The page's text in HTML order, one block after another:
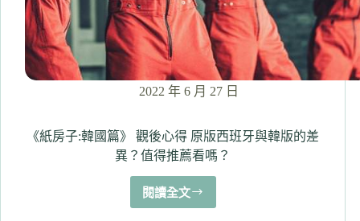
得
看
嗎？
大
明
星
公
司
員
戀
2022 年 6 月 27 日
《紙房子:韓國篇》 觀後心得 原版西班牙與韓版的差
異？值得推薦看嗎？
閱讀全文
《紙